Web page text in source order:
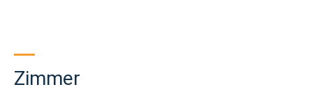
Zimmer